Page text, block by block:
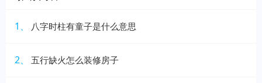
1、 八字时柱有童子是什么意思
2、 五行缺火怎么装修房子